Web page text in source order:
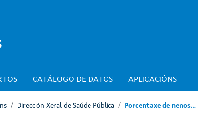
CATÁLOGO DE DATOS APLICACIÓNS
Dirección Xeral de Saúde Pública Porcentaxe de nenos...